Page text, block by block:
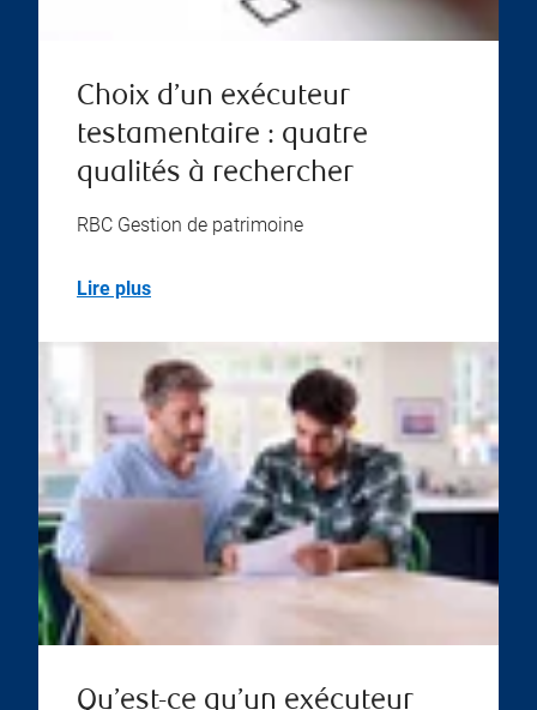
Choix d’un exécuteur
testamentaire : quatre
qualités à rechercher
RBC Gestion de patrimoine
Lire plus
Qu’est-ce qu’un exécuteur